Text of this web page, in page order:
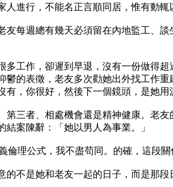
進行，不能名正言順同居，惟有動輒
每週總有幾天必須留在內地監工、
工作，卻遲到早退，沒有一份做得
的表徵，老友多次勸她出外找工作
，你很好，然後下一個鏡頭，是她
三者、相處機會還是精神健康。老
案陳辭：「她以男人為事業。」
倫理公式，我不盡苟同。的確，這段
不是她和老友一起的日子，而是那段